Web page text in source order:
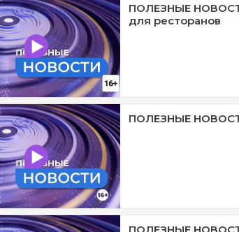
ПОЛЕЗНЫЕ
для ресторанов
ПОЛЕЗНЫЕ
ПОЛЕЗНЫЕ